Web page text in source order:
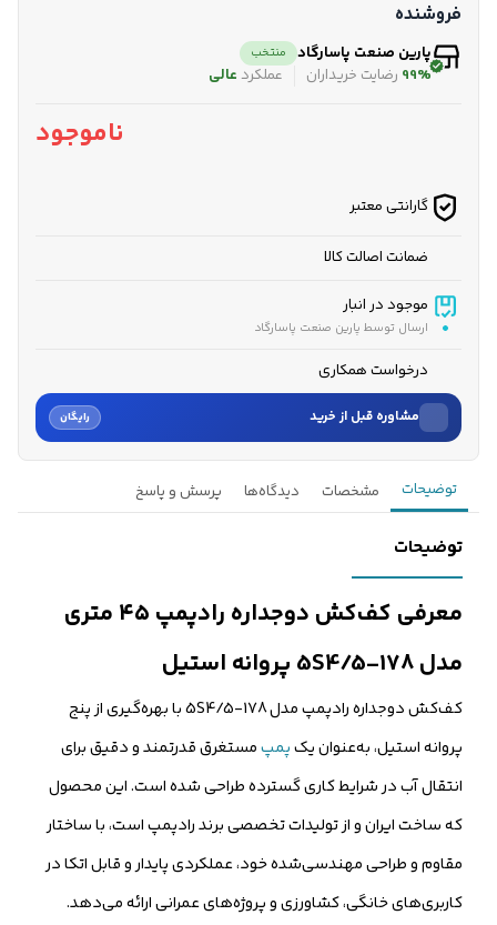
فروشنده
پارین صنعت پاسارگاد منتخب
99% رضایت خریداران عملکرد عالی
ناموجود
گارانتی معتبر
ضمانت اصالت کالا
موجود در انبار
ارسال توسط پارین صنعت پاسارگاد
درخواست همکاری
مشاوره قبل از خرید رایگان
نام
تماس می‌گیرند.
ثبت درخواست مشاوره رایگان
توضیحات مشخصات دیدگاه‌ها پرسش و پاسخ
توضیحات
معرفی کف‌کش دوجداره رادپمپ ۴۵ متری
مدل 178-5S4/5 پروانه استیل
کف‌کش دوجداره رادپمپ مدل 178-5S4/5 با بهره‌گیری از پنج
پروانه استیل، به‌عنوان یکپمپمستغرق قدرتمند و دقیق برای
انتقال آب در شرایط کاری گسترده طراحی شده است. این محصول
که ساخت ایران و از تولیدات تخصصی برند رادپمپ است، با ساختار
مقاوم و طراحی مهندسی‌شده خود، عملکردی پایدار و قابل اتکا در
کاربری‌های خانگی، کشاورزی و پروژه‌های عمرانی ارائه می‌دهد.